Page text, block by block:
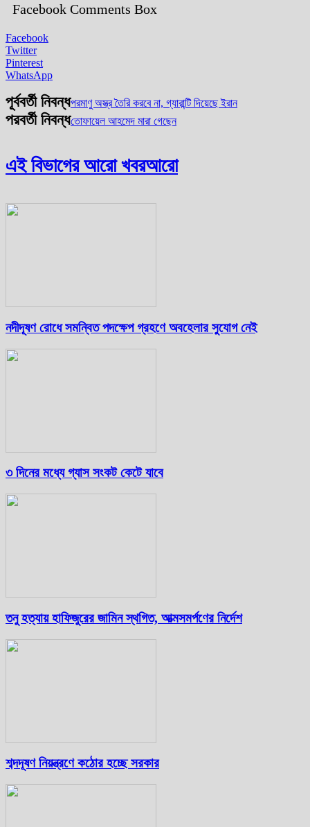
Facebook Comments Box
Facebook
Twitter
Pinterest
WhatsApp
পূর্ববর্তী নিবন্ধপরমাণু অস্ত্র তৈরি করবে না, গ্যারান্টি দিয়েছে ইরান
পরবর্তী নিবন্ধতোফায়েল আহমেদ মারা গেছেন
এই বিভাগের আরো খবরআরো
নদীদূষণ রোধে সমন্বিত পদক্ষেপ গ্রহণে অবহেলার সুযোগ নেই
৩ দিনের মধ্যে গ্যাস সংকট কেটে যাবে
তনু হত্যায় হাফিজুরের জামিন স্থগিত, আত্মসমর্পণের নির্দেশ
শব্দদূষণ নিয়ন্ত্রণে কঠোর হচ্ছে সরকার